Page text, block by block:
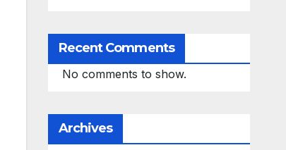
Recent Comments
No comments to show.
Archives